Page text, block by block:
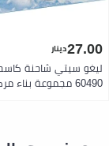
27.00دينار
ليغو سيتي شاحنة
60490 مجموعة بناء